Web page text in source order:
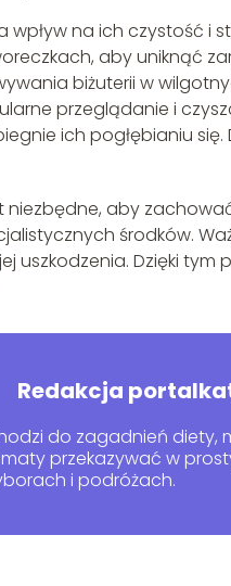
na ich czystość i
aby uniknąć
biżuterii w
przeglądanie i
ich pogłębianiu się.
aby
środków.
Dzięki tym
Redakcja
do zagadnień diety,
przekazywać w
i podróżach.